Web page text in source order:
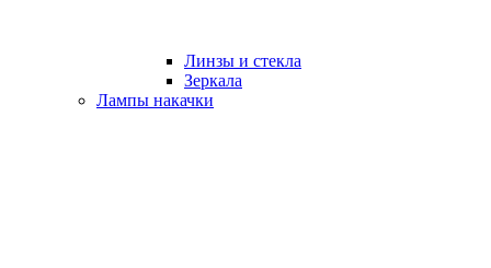
Линзы и стекла
Зеркала
Лампы накачки